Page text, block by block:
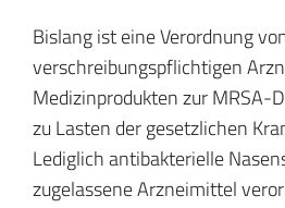
Bislang ist eine Verordnung
verschreibungspflichtigen
Medizinprodukten zur MRSA-
zu Lasten der gesetzlichen
Lediglich antibakterielle
zugelassene Arzneimittel